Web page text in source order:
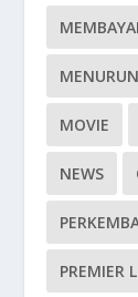
MOVIE
NEWS
PREMIER